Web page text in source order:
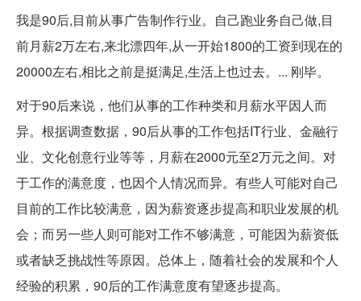
我是90后,目前从事广告制作行业。自己跑业务自己做,目
前月薪2万左右,来北漂四年,从一开始1800的工资到现在的
20000左右,相比之前是挺满足,生活上也过去。... 刚毕。
对于90后来说，他们从事的工作种类和月薪水平因人而
异。根据调查数据，90后从事的工作包括IT行业、金融行
业、文化创意行业等等，月薪在2000元至2万元之间。对
于工作的满意度，也因个人情况而异。有些人可能对自己
目前的工作比较满意，因为薪资逐步提高和职业发展的机
会；而另一些人则可能对工作不够满意，可能因为薪资低
或者缺乏挑战性等原因。总体上，随着社会的发展和个人
经验的积累，90后的工作满意度有望逐步提高。